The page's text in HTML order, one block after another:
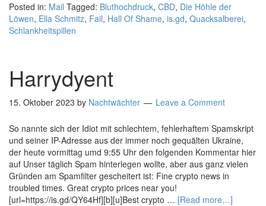
Posted in: Mail Tagged: Bluthochdruck, CBD, Die Höhle der
Löwen, Ella Schmitz, Fail, Hall Of Shame, is.gd, Quacksalberei,
Schlankheitspillen
Harrydyent
15. Oktober 2023 by Nachtwächter Leave a Comment
So nannte sich der Idiot mit schlechtem, fehlerhaftem Spamskript
und seiner IP-Adresse aus der immer noch gequälten Ukraine,
der heute vormittag umd 9:55 Uhr den folgenden Kommentar hier
auf Unser täglich Spam hinterlegen wollte, aber aus ganz vielen
Gründen am Spamfilter gescheitert ist: Fine crypto news in
troubled times. Great crypto prices near you!
[url=https://is.gd/QY64Hf][b][u]Best crypto … [Read more…]